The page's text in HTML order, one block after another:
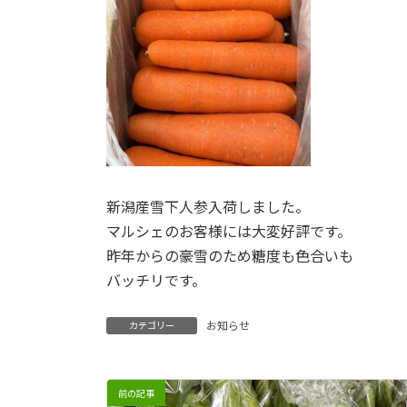
新潟産雪下人参入荷しました。
マルシェのお客様には大変好評です。
昨年からの豪雪のため糖度も色合いも
バッチリです。
カテゴリー お知らせ
前の記事